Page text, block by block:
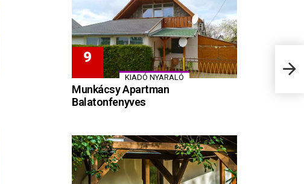
6
KIADÓ NYARALÓ
Munkácsy Apartman
Balatonfenyves